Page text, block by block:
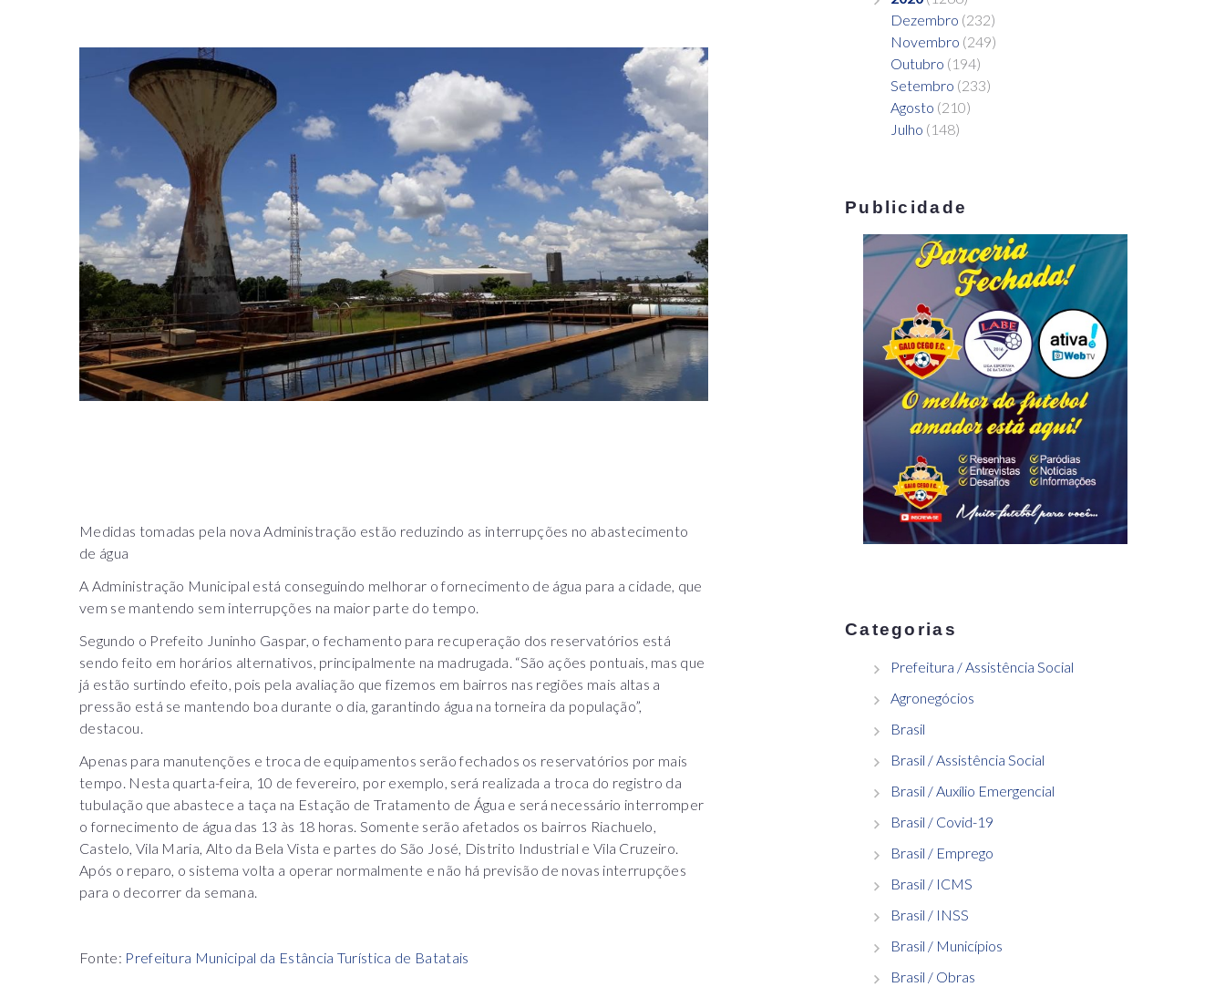
Medidas tomadas pela nova Administração estão reduzindo as interrupções no abastecimento
de água
A Administração Municipal está conseguindo melhorar o fornecimento de água para a cidade, que
vem se mantendo sem interrupções na maior parte do tempo.
Segundo o Prefeito Juninho Gaspar, o fechamento para recuperação dos reservatórios está
sendo feito em horários alternativos, principalmente na madrugada. “São ações pontuais, mas que
já estão surtindo efeito, pois pela avaliação que fizemos em bairros nas regiões mais altas a
pressão está se mantendo boa durante o dia, garantindo água na torneira da população”,
destacou.
Apenas para manutenções e troca de equipamentos serão fechados os reservatórios por mais
tempo. Nesta quarta-feira, 10 de fevereiro, por exemplo, será realizada a troca do registro da
tubulação que abastece a taça na Estação de Tratamento de Água e será necessário interromper
o fornecimento de água das 13 às 18 horas. Somente serão afetados os bairros Riachuelo,
Castelo, Vila Maria, Alto da Bela Vista e partes do São José, Distrito Industrial e Vila Cruzeiro.
Após o reparo, o sistema volta a operar normalmente e não há previsão de novas interrupções
para o decorrer da semana.
Fonte: Prefeitura Municipal da Estância Turística de Batatais
Dezembro (232)
Novembro (249)
Outubro (194)
Setembro (233)
Agosto (210)
Julho (148)
Publicidade
Categorias
Prefeitura / Assistência Social
Agronegócios
Brasil
Brasil / Assistência Social
Brasil / Auxílio Emergencial
Brasil / Covid-19
Brasil / Emprego
Brasil / ICMS
Brasil / INSS
Brasil / Municípios
Brasil / Obras